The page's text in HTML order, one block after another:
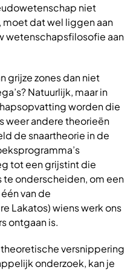
niet
moet dat wel liggen aan
wetenschapsfilosofie aan
grijze zones dan niet
Natuurlijk, maar in
worden die
weer andere theorieën
de snaartheorie in de
tot een grijstint die
te onderscheiden, om een
van de
Lakatos) wiens werk ons
ontgaan is.
versnippering
onderzoek, kan je